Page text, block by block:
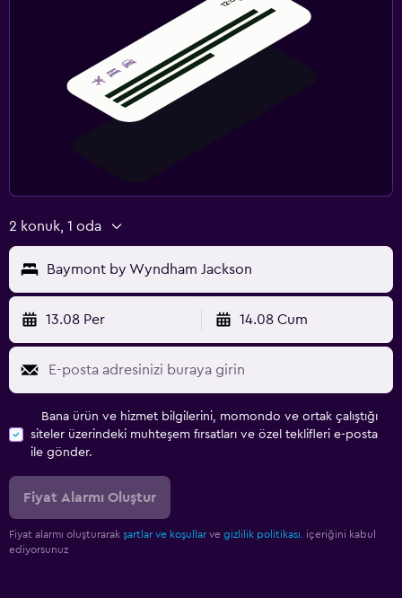
2 konuk, 1 oda
Baymont by Wyndham Jackson
13.08 Per 14.08 Cum
Bana ürün ve hizmet bilgilerini, momondo ve ortak çalıştığı
siteler üzerindeki muhteşem fırsatları ve özel teklifleri e-posta
ile gönder.
Fiyat Alarmı Oluştur
Fiyat alarmı oluşturarak şartlar ve koşullar ve gizlilik politikası.
içeriğini kabul
ediyorsunuz